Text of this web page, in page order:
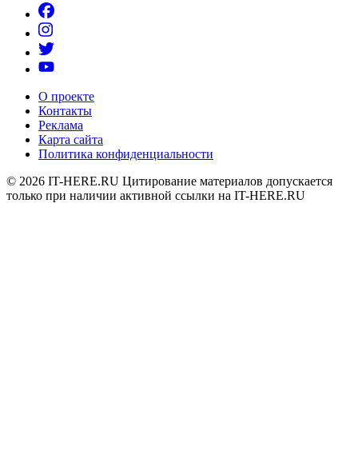
О проекте
Контакты
Реклама
Карта сайта
Политика конфиденциальности
© 2026 IT-HERE.RU Цитирование материалов допускается
только при наличии активной ссылки на IT-HERE.RU